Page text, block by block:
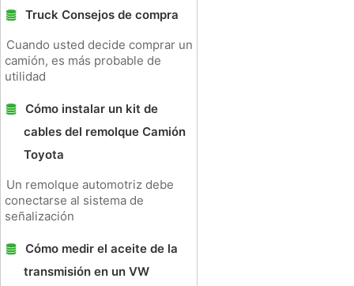
Truck Consejos de compra
Cuando usted decide comprar un
camión, es más probable de
utilidad
Cómo instalar un kit de
cables del remolque Camión
Toyota
Un remolque automotriz debe
conectarse al sistema de
señalización
Cómo medir el aceite de la
transmisión en un VW